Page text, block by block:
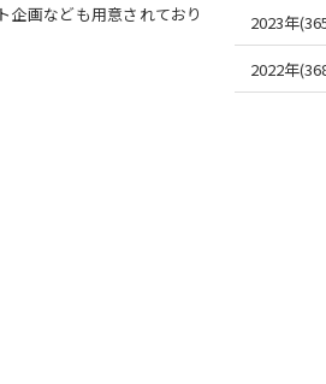
企画なども用意されており
2023年
2022年